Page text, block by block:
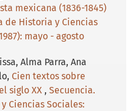
mexicana (1836-1845)
de Historia y Ciencias
mayo - agosto
Alma Parra, Ana
Cien textos sobre
siglo XX , Secuencia.
Ciencias Sociales: